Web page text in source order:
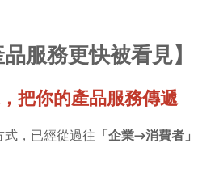
服務更快被看見】
把你的產品服務傳遞
式，已經從過往 「企業→消費者」